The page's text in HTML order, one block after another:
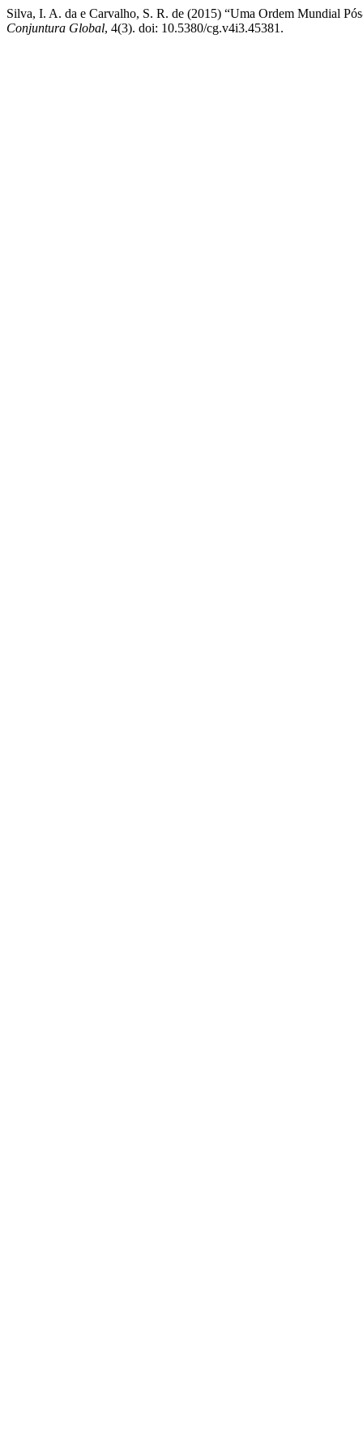
Silva, I. A. da e Carvalho, S. R. de (2015) “Uma Ordem Mundial
Conjuntura Global, 4(3). doi: 10.5380/cg.v4i3.45381.